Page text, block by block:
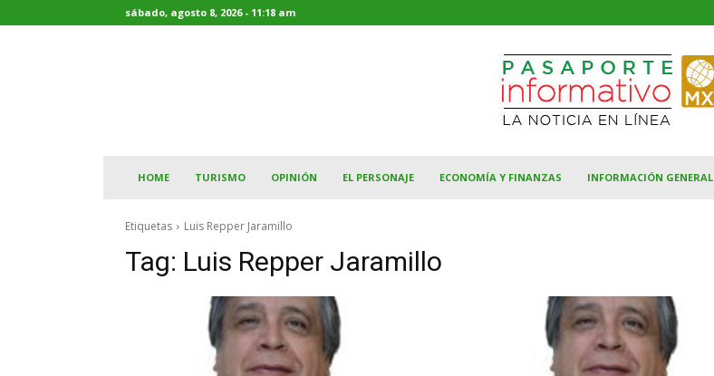
sábado, agosto 8, 2026 - 11:18 am
HOME TURISMO OPINIÓN EL PERSONAJE ECONOMÍA Y FINANZAS INFORMACIÓN GENERAL
Etiquetas Luis Repper Jaramillo
Tag: Luis Repper Jaramillo